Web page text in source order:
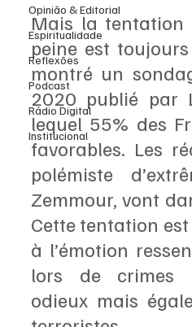
Opinião & Editorial
Espiritualidade
Reflexões
Podcast
Rádio Digital
Institucional
Mais la tentation
peine est
montré un
2020 publié par
lequel 55% des
favorables. Les
polémiste
Zemmour, vont
Cette tentation
à l’émotion
lors de crimes
odieux mais